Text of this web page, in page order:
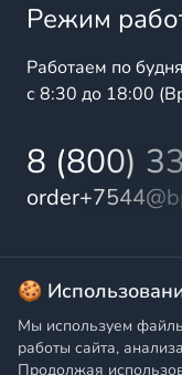
Режим
Работаем по
с 8:30 до 18:00
8 (800)
© 2025
🍪
Мы используем
работы сайта,
Продолжая